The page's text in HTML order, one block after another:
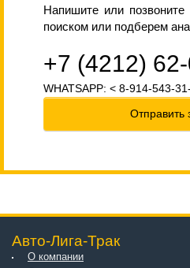
Напишите или
поиском или подберем
+7 (4212)
WHATSAPP: < 8-914-543-
Отправить
Авто-Лига-Трак
О компании